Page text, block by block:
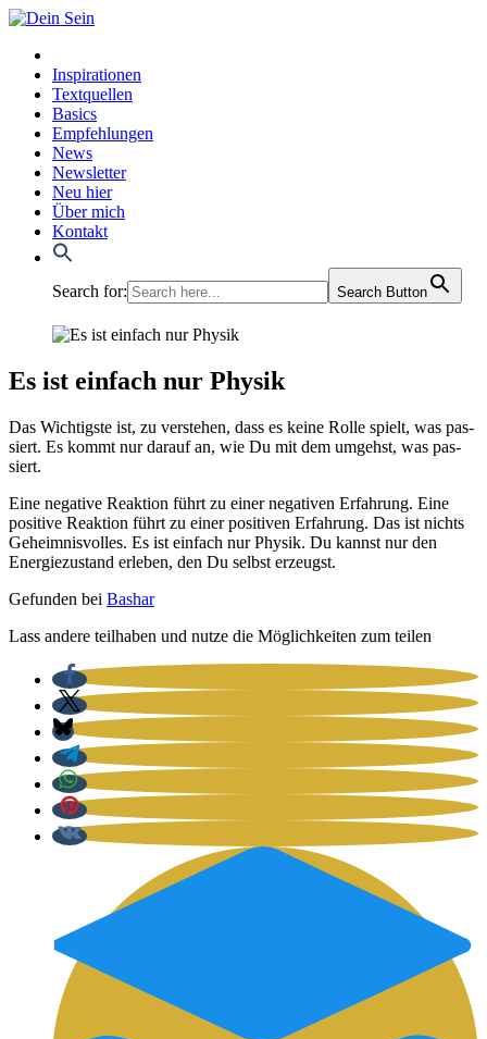
Inspirationen
Textquellen
Basics
Empfehlungen
News
Newsletter
Neu hier
Über mich
Kontakt
Search for: Search Button
Es ist einfach nur Physik
Das Wich­tigs­te ist, zu ver­ste­hen, dass es kei­ne Rol­le spielt, was pas­
siert. Es kommt nur dar­auf an, wie Du mit dem umgehst, was pas­
siert.
Eine nega­ti­ve Reak­ti­on führt zu einer nega­ti­ven Erfah­rung. Eine
posi­ti­ve Reak­ti­on führt zu einer posi­ti­ven Erfah­rung. Das ist nichts
Geheim­nis­vol­les. Es ist ein­fach nur Phy­sik. Du kannst nur den
Ener­gie­zu­stand erle­ben, den Du selbst erzeugst.
Gefun­den bei Bas­har
Lass ande­re teil­ha­ben und nut­ze die Mög­lich­kei­ten zum tei­len